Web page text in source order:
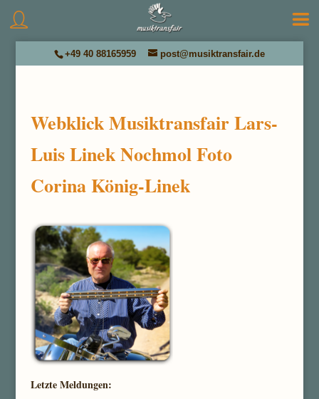
+49 40 88165959 post@musiktransfair.de
Webklick Musiktransfair Lars-
Luis Linek Nochmol Foto
Corina König-Linek
Letzte Meldungen: